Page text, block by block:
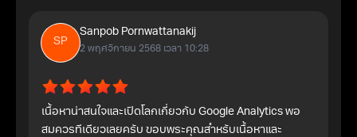
SP
Sanpob Pornwattanakij
2 พฤศจิกายน 2568 เวลา 10:28
เนื้อหาน่าสนใจและเปิดโลกเกี่ยวกับ Google Analytics พอ
สมควรทีเดียวเลยครับ ขอบพระคุณสำหรับเนื้อหาและ